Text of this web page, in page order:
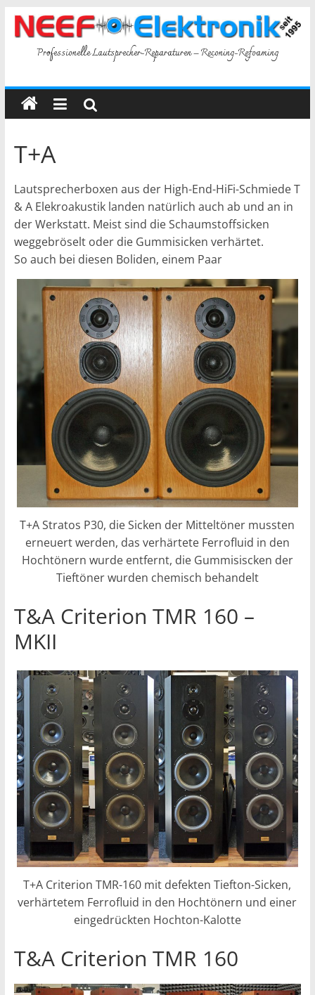
Skip
to
contentProfessionelle Lautsprecher-Reparaturen – Reconing-Refoaming
T+A
Lautsprecherboxen aus der High-End-HiFi-Schmiede T
& A Elekroakustik landen natürlich auch ab und an in
der Werkstatt. Meist sind die Schaumstoffsicken
weggebröselt oder die Gummisicken verhärtet.
So auch bei diesen Boliden, einem Paar
T+A Stratos P30, die Sicken der Mitteltöner mussten
erneuert werden, das verhärtete Ferrofluid in den
Hochtönern wurde entfernt, die Gummisiscken der
Tieftöner wurden chemisch behandelt
T&A Criterion TMR 160 –
MKII
T+A Criterion TMR-160 mit defekten Tiefton-Sicken,
verhärtetem Ferrofluid in den Hochtönern und einer
eingedrückten Hochton-Kalotte
T&A Criterion TMR 160